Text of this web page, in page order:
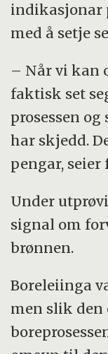
indikasjonar
med å setje
– Når vi kan
faktisk set
prosessen
har skjedd.
pengar,
Under
signal om
brønnen.
Boreleiinga
men slik den